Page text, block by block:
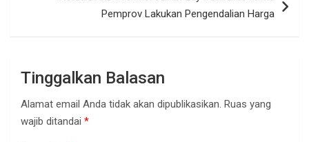
Pemprov Lakukan Pengendalian Harga
Tinggalkan Balasan
Alamat email Anda tidak akan dipublikasikan. Ruas yang
wajib ditandai *